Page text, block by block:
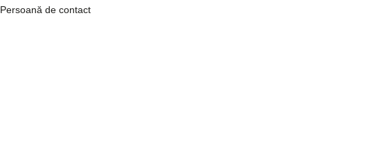
Persoană de contact